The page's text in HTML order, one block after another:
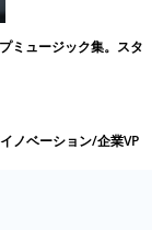
ミュージック集。スタ
ノベーション/企業VP